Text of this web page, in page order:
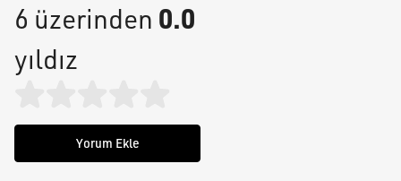
6 üzerinden 0.0
yıldız
Yorum Ekle